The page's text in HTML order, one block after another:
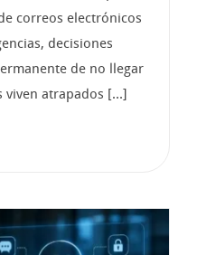
correos electrónicos
decisiones
de no llegar
viven atrapados [...]